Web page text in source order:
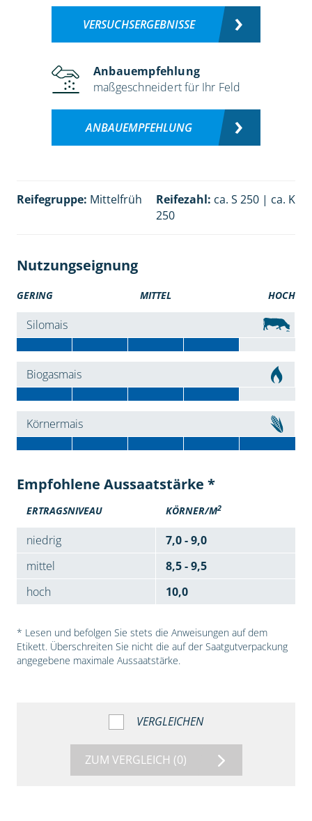
VERSUCHSERGEBNISSE
Anbauempfehlung
maßgeschneidert für Ihr Feld
ANBAUEMPFEHLUNG
Reifegruppe: Mittelfrüh Reifezahl: ca. S 250 | ca. K
250
Nutzungseignung
GERING MITTEL HOCH
Silomais
Biogasmais
Körnermais
Empfohlene Aussaatstärke *
ERTRAGSNIVEAU KÖRNER/M2
niedrig
7,0 - 9,0
mittel
8,5 - 9,5
hoch
10,0
* Lesen und befolgen Sie stets die Anweisungen auf dem
Etikett. Überschreiten Sie nicht die auf der Saatgutverpackung
angegebene maximale Aussaatstärke.
VERGLEICHEN
ZUM VERGLEICH (0)